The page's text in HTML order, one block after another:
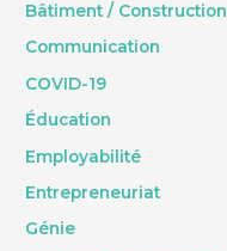
Bâtiment / Construction
Communication
COVID-19
Éducation
Employabilité
Entrepreneuriat
Génie